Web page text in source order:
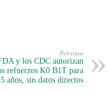
Próximo
y los CDC autorizan
refuerzos K0 B1T para
años, sin datos directos